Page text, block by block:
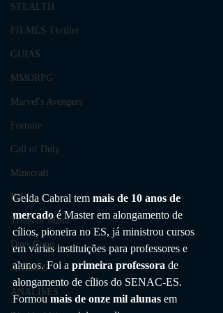
STEALTH
FILMES Thriller
GUIAS
MMORPG
Marvel's Avengers
Fortnite
Call of Duty
Minecraft
FIFA
Trials of Mana
Days Gone
ANIMES
ANÁLISES
Gelda Cabral tem mais de 10 anos de
mercado é Master em alongamento de
cílios, pioneira no ES, já ministrou cursos
em várias instituições para professores e
alunos. Foi a primeira professora de
alongamento de cílios do SENAC-ES.
Formou mais de onze mil alunas em